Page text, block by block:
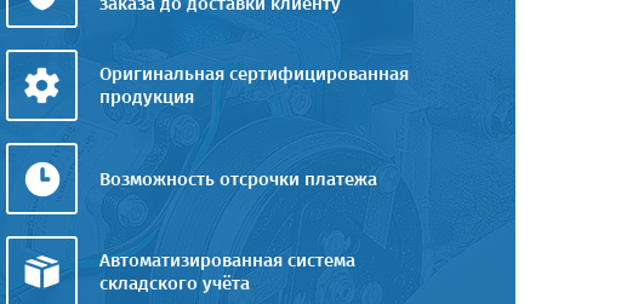
Оригинальная сертифицированная
продукция
Возможность отсрочки платежа
Автоматизированная система
складского учёта